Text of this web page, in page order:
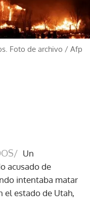
Foto de archivo / Afp
Un
acusado de
intentaba matar
el estado de Utah,